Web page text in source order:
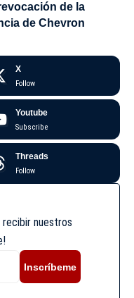
de la
de Chevron
X
Follow
Youtube
Subscribe
Threads
Follow
recibir nuestros
Inscríbeme